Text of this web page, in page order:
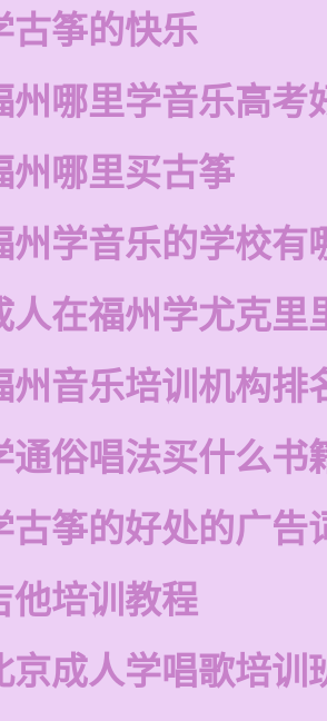
古筝的快乐
州哪里学音乐高考
州哪里买古筝
州学音乐的学校有
人在福州学尤克里
州音乐培训机构排
通俗唱法买什么书
古筝的好处的广告
他培训教程
京成人学唱歌培训